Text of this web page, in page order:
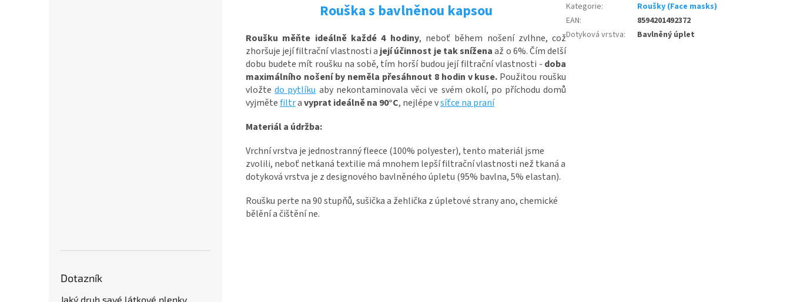
Dotazník
Jaký druh savé látkové plenky
Rouška s bavlněnou kapsou
Roušku měňte ideálně každé 4 hodiny, neboť během nošení zvlhne, což
zhoršuje její filtrační vlastnosti a její účinnost je tak sníženaaž o 6%. Čím delší
dobu budete mít roušku na sobě, tím horší budou její filtrační vlastnosti - doba
maximálního nošení by neměla přesáhnout 8 hodin v kuse. Použitou roušku
vložtedo pytlíku aby nekontaminovala věci ve svém okolí, po příchodu domů
vyjmětefiltravyprat ideálně na 90°C, nejlépe vsíťce na praní
Materiál a údržba:
Vrchní vrstva je jednostranný fleece (100% polyester), tento materiál jsme
zvolili, neboť netkaná textilie má mnohem lepší filtrační vlastnosti než tkaná a
dotyková vrstva je z designového bavlněného úpletu (95% bavlna, 5% elastan).
Roušku perte na 90 stupňů, sušička a žehlička z úpletové strany ano, chemické
bělění a čištění ne.
Kategorie:
Roušky (Face masks)
EAN:
8594201492372
Dotyková vrstva: Bavlněný úplet